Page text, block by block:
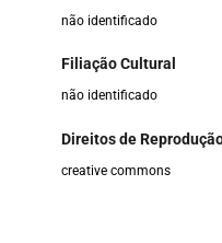
não identificado
Filiação Cultural
não identificado
Direitos de
creative commons